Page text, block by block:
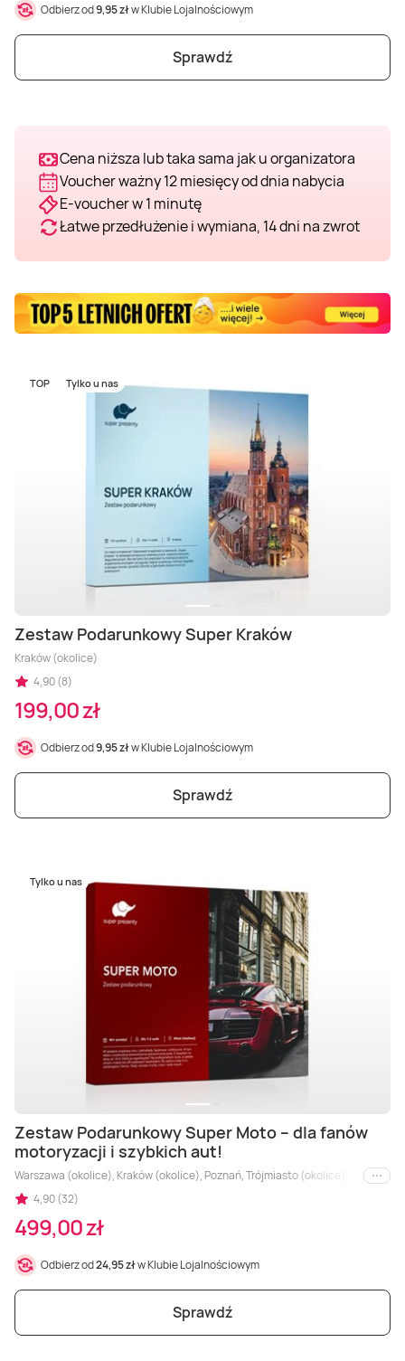
Odbierz od9,95 złw Klubie Lojalnościowym
Sprawdź
Cena niższa lub taka sama jak u organizatora
Voucher ważny 12 miesięcy od dnia nabycia
E-voucher w 1 minutę
Łatwe przedłużenie i wymiana, 14 dni na zwrot
TOP Tylko u nas
Zestaw Podarunkowy Super Kraków
Kraków (okolice)
4,90 (8)
199,00 zł
Odbierz od9,95 złw Klubie Lojalnościowym
Sprawdź
Tylko u nas
Zestaw Podarunkowy Super Moto – dla fanów
motoryzacji i szybkich aut!
Warszawa (okolice), Kraków (okolice), Poznań, Trójmiasto (okolice), Łódźi inne
4,90 (32)
499,00 zł
Odbierz od24,95 złw Klubie Lojalnościowym
Sprawdź